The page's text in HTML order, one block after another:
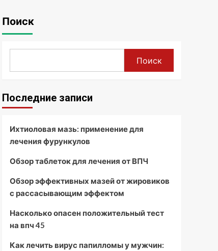
Поиск
Поиск
Последние записи
Ихтиоловая мазь: применение для
лечения фурункулов
Обзор таблеток для лечения от ВПЧ
Обзор эффективных мазей от жировиков
с рассасывающим эффектом
Насколько опасен положительный тест
на впч 45
Как лечить вирус папилломы у мужчин: